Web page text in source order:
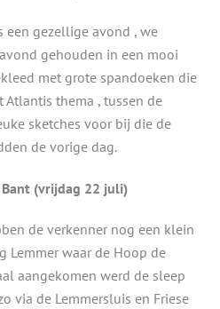
een gezellige avond , we
gehouden in een mooi
met grote spandoeken die
thema , tussen de
sketches voor bij die de
de vorige dag.
Bant (vrijdag 22 juli)
de verkenner nog een klein
Lemmer waar de Hoop de
aangekomen werd de sleep
via de Lemmersluis en Friese